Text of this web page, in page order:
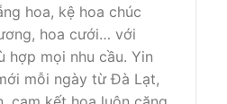
hoa, kệ hoa chúc
hoa cưới… với
hợp mọi nhu cầu. Yin
mỗi ngày từ Đà Lạt,